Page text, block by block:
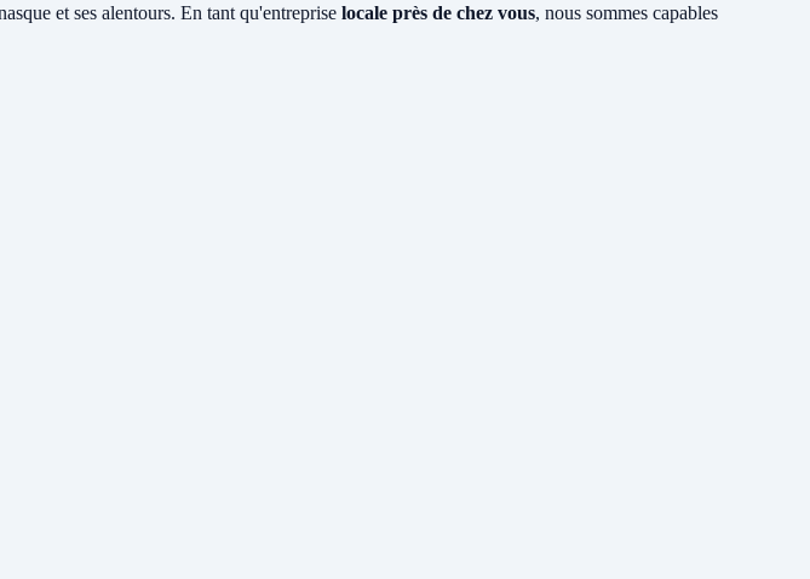
et ses alentours. En tant qu'entreprise locale près de chez vous, nous sommes capables